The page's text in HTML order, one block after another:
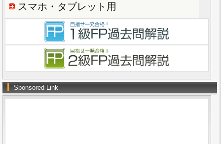
スマホ・タブレット用
Sponsored Link